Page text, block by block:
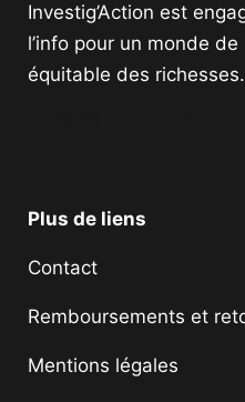
Investig’Action est
l’info pour un monde
équitable des richesses.
Plus de liens
Contact
Remboursements et
Mentions légales